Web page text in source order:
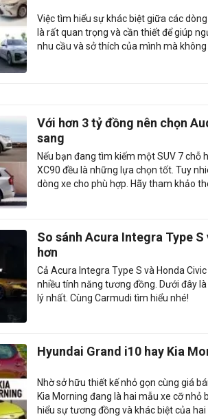
Việc tìm hiểu sự khác biệt giữa các
là rất quan trọng và cần thiết để giúp
nhu cầu và sở thích của mình mà
Với hơn 3 tỷ đồng nên chọn
sang
Nếu bạn đang tìm kiếm một SUV 7 chỗ
XC90 đều là những lựa chọn tốt. Tuy
dòng xe cho phù hợp. Hãy tham khảo
So sánh Acura Integra Type
hơn
Cả Acura Integra Type S và Honda
nhiều tính năng tương đồng. Dưới đây
lý nhất. Cùng Carmudi tìm hiểu nhé!
Hyundai Grand i10 hay Kia
Nhờ sở hữu thiết kế nhỏ gọn cùng giá
Kia Morning đang là hai mẫu xe cỡ
hiểu sự tương đồng và khác biệt của